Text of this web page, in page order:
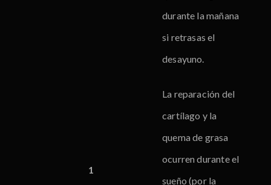
durante la mañana
si retrasas el
desayuno.
1
La reparación del
cartílago y la
quema de grasa
ocurren durante el
sueño (por la